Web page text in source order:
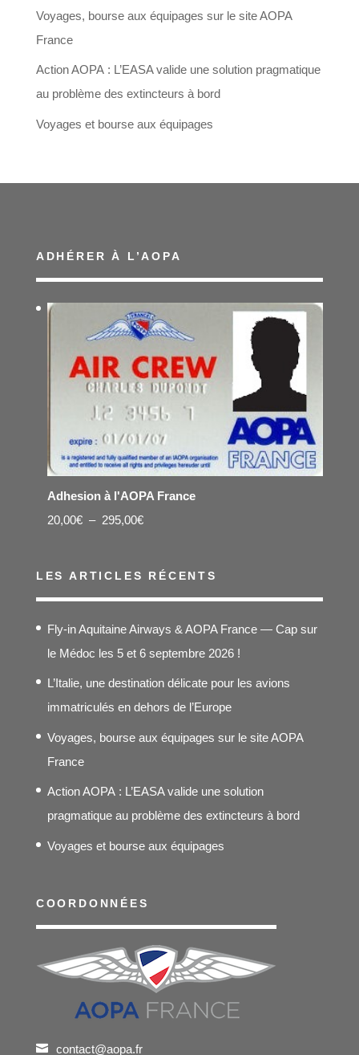
Voyages, bourse aux équipages sur le site AOPA
France
Action AOPA : L’EASA valide une solution pragmatique
au problème des extincteurs à bord
Voyages et bourse aux équipages
ADHÉRER À L’AOPA
Adhesion à l'AOPA France
20,00€ – 295,00€Plage
prix :
295,00€
LES ARTICLES RÉCENTS
Fly-in Aquitaine Airways & AOPA France — Cap sur
le Médoc les 5 et 6 septembre 2026 !
L’Italie, une destination délicate pour les avions
immatriculés en dehors de l’Europe
Voyages, bourse aux équipages sur le site AOPA
France
Action AOPA : L’EASA valide une solution
pragmatique au problème des extincteurs à bord
Voyages et bourse aux équipages
COORDONNÉES
contact@aopa.fr